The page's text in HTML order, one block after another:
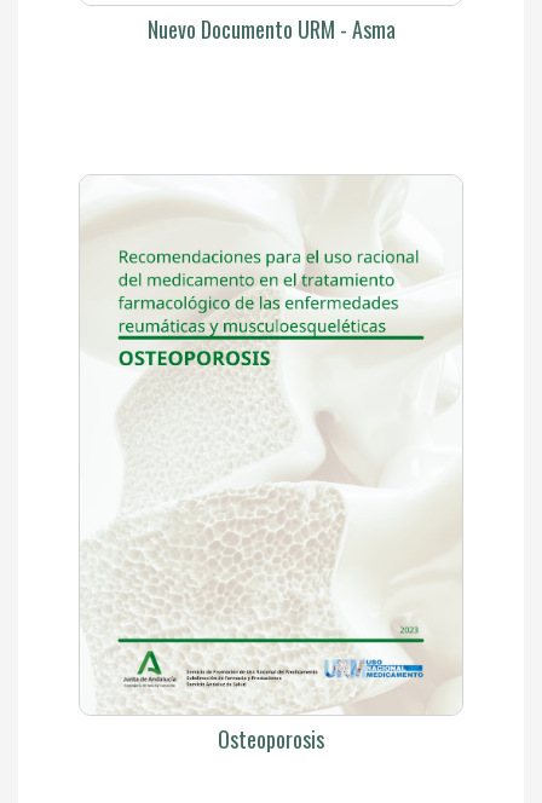
Nuevo Documento URM - Asma
Osteoporosis